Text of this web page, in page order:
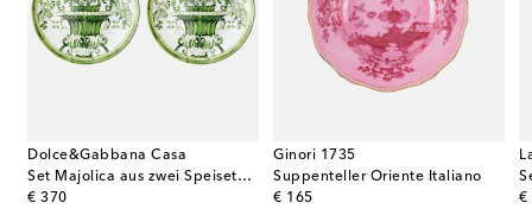
Dolce&Gabbana Casa
Set Majolica aus zwei Speisetellern
€ 370
original price
Ginori 1735
Suppenteller Oriente Italiano
€ 165
original price €